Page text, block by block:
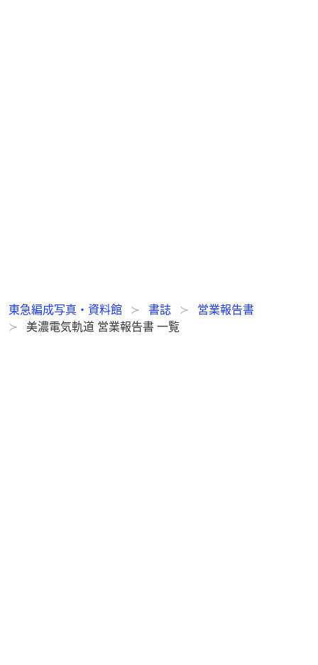
東急編成写真・資料館 書誌
営業報告書
美濃電気軌道 営業報告書 一覧